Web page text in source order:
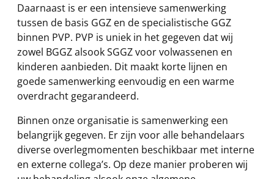
Daarnaast is er een intensieve samenwerking
tussen de basis GGZ en de specialistische GGZ
binnen PVP. PVP is uniek in het gegeven dat wij
zowel BGGZ alsook SGGZ voor volwassenen en
kinderen aanbieden. Dit maakt korte lijnen en
goede samenwerking eenvoudig en een warme
overdracht gegarandeerd.
Binnen onze organisatie is samenwerking een
belangrijk gegeven. Er zijn voor alle behandelaars
diverse overlegmomenten beschikbaar met interne
en externe collega’s. Op deze manier proberen wij